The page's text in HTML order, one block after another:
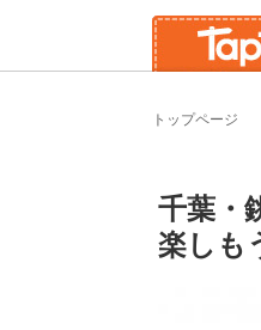
トップページ
千葉・
楽しも